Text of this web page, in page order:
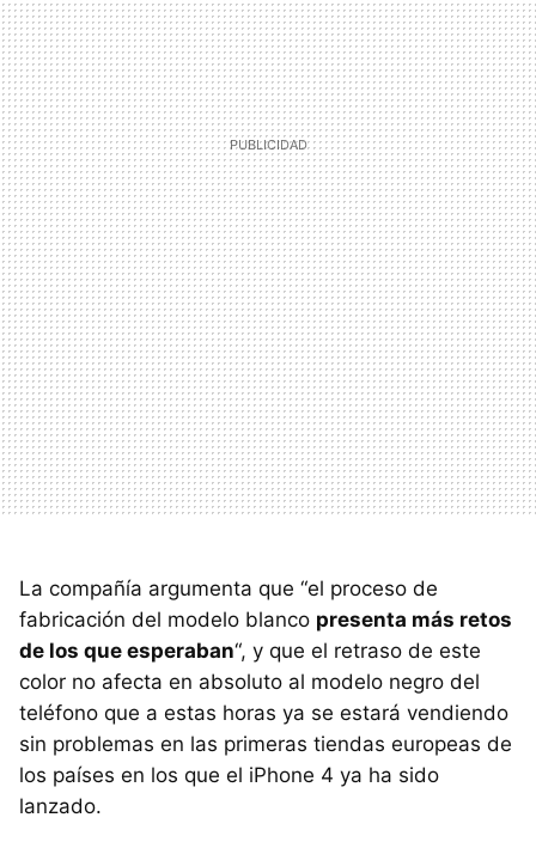
La compañía argumenta que “el proceso de
fabricación del modelo blanco presenta más retos
de los que esperaban“, y que el retraso de este
color no afecta en absoluto al modelo negro del
teléfono que a estas horas ya se estará vendiendo
sin problemas en las primeras tiendas europeas de
los países en los que el iPhone 4 ya ha sido
lanzado.